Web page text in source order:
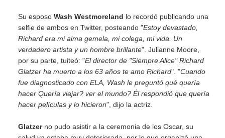
Su esposo Wash Westmoreland lo recordó publicando una
selfie de ambos en Twitter, posteando "Estoy devastado,
Richard era mi alma gemela, mi colega, mi vida. Un
verdadero artista y un hombre brillante". Julianne Moore,
por su parte, tuiteó: "El director de "Siempre Alice" Richard
Glatzer ha muerto a los 63 años te amo Richard". "Cuando
fue diagnosticado con ELA, Wash le preguntó qué quería
hacer Quería viajar? ver el mundo? Él respondió que quería
hacer películas y lo hicieron", dijo la actriz.
Glatzer no pudo asistir a la ceremonia de los Oscar, su